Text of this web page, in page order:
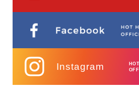
Instagram